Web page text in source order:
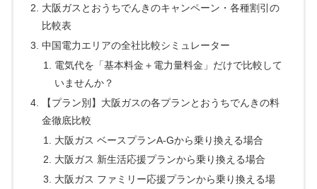
大阪ガスとおうちでんきのキャンペーン・各種割引の
比較表
中国電力エリアの全社比較シミュレーター
電気代を「基本料金＋電力量料金」だけで比較して
いませんか？
【プラン別】大阪ガスの各プランとおうちでんきの料
金徹底比較
大阪ガス ベースプランA-Gから乗り換える場合
大阪ガス 新生活応援プランから乗り換える場合
大阪ガス ファミリー応援プランから乗り換える場